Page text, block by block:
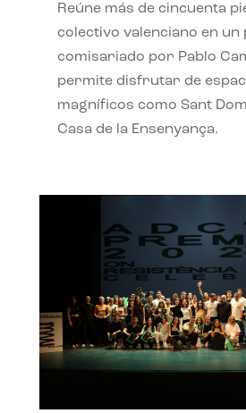
Reúne más de cincuenta
colectivo valenciano en un
comisariado por Pablo
permite disfrutar de
magníficos como Sant
Casa de la Ensenyança.